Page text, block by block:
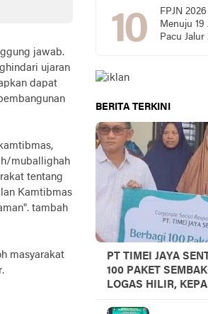
jawab.
ujaran
dapat
muballighah
tentang
Kamtibmas
tambah
masyarakat
UCAPKAN
FPJN
Menuju 19
Pacu Jalur
BERITA TERKINI
PT TIMEI JAYA
100 PAKET
LOGAS HILIR,